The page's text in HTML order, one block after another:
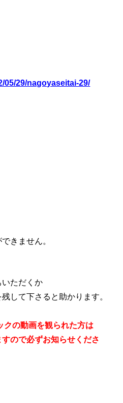
05/29/nagoyaseitai-29/
きません。
ただくか
して下さると助かります。
の動画を観られた方は
ので必ずお知らせくださ